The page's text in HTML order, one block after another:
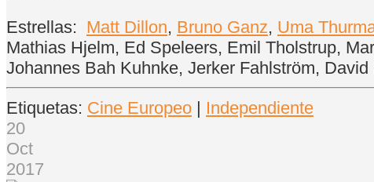
Estrellas: Matt Dillon, Bruno Ganz, Uma
Mathias Hjelm, Ed Speleers, Emil Tholstrup,
Johannes Bah Kuhnke, Jerker Fahlström,
Etiquetas: Cine Europeo | Independiente
20
Oct
2017